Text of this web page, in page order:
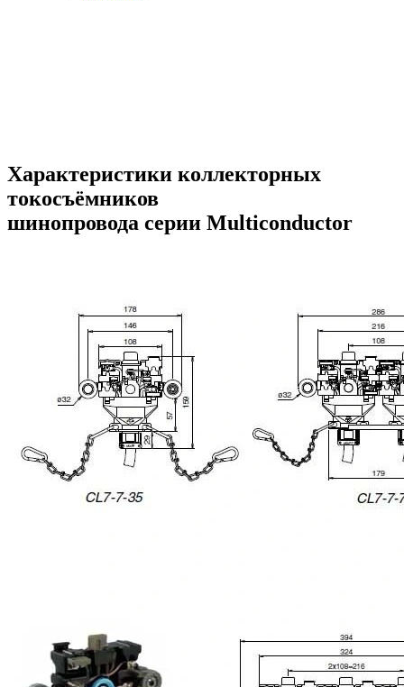
Характеристики коллекторных
токосъёмников
шинопровода серии Multiconductor